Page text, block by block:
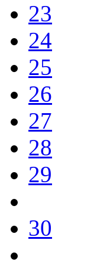
23
24
25
26
27
28
29
30